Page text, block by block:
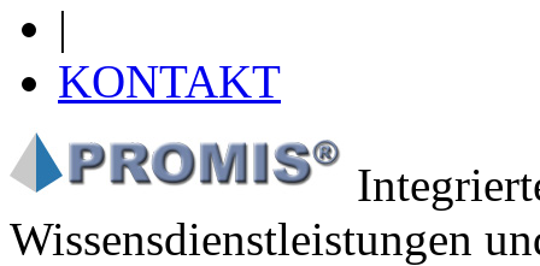
|
KONTAKT
Wissensdienstleistungen